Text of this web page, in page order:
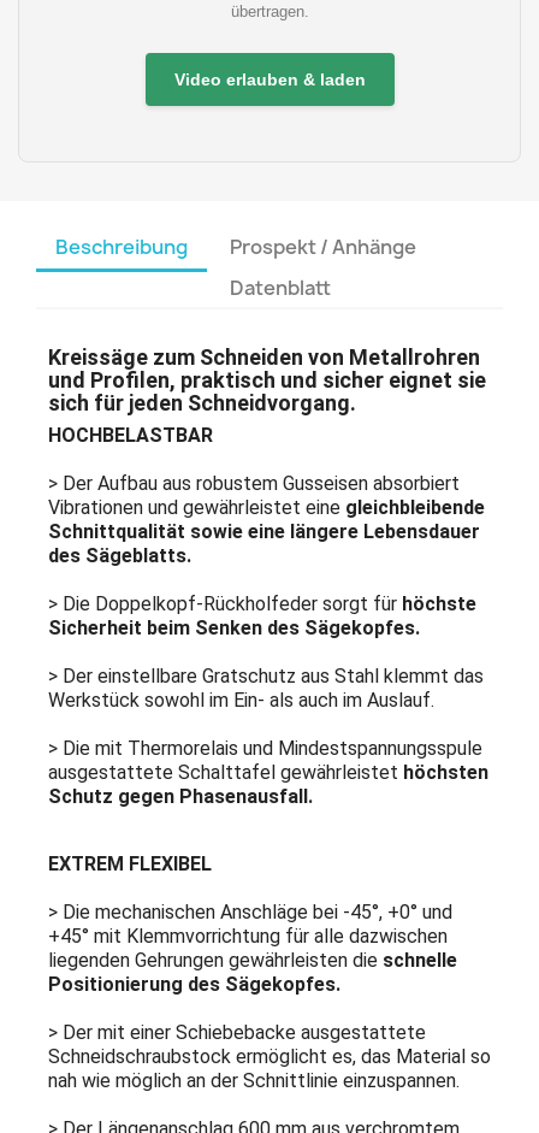
übertragen.
Video erlauben & laden
Beschreibung
Prospekt / Anhänge
Datenblatt
Kreissäge zum Schneiden von Metallrohren
und Profilen, praktisch und sicher eignet sie
sich für jeden Schneidvorgang.
HOCHBELASTBAR
> Der Aufbau aus robustem Gusseisen absorbiert
Vibrationen und gewährleistet eine gleichbleibende
Schnittqualität sowie eine längere Lebensdauer
des Sägeblatts.
> Die Doppelkopf-Rückholfeder sorgt für höchste
Sicherheit beim Senken des Sägekopfes.
> Der einstellbare Gratschutz aus Stahl klemmt das
Werkstück sowohl im Ein- als auch im Auslauf.
> Die mit Thermorelais und Mindestspannungsspule
ausgestattete Schalttafel gewährleistet höchsten
Schutz gegen Phasenausfall.
EXTREM FLEXIBEL
> Die mechanischen Anschläge bei -45°, +0° und
+45° mit Klemmvorrichtung für alle dazwischen
liegenden Gehrungen gewährleisten die schnelle
Positionierung des Sägekopfes.
> Der mit einer Schiebebacke ausgestattete
Schneidschraubstock ermöglicht es, das Material so
nah wie möglich an der Schnittlinie einzuspannen.